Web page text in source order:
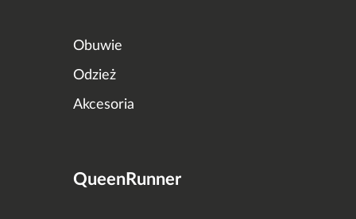
Obuwie
Odzież
Akcesoria
QueenRunner